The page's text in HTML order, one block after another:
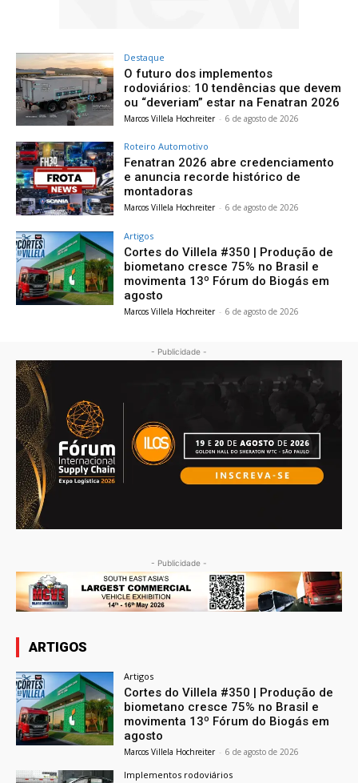
Destaque
O futuro dos implementos
rodoviários: 10 tendências que devem
ou “deveriam” estar na Fenatran 2026
Marcos Villela Hochreiter - 6 de agosto de 2026
Roteiro Automotivo
Fenatran 2026 abre credenciamento
e anuncia recorde histórico de
montadoras
Marcos Villela Hochreiter - 6 de agosto de 2026
Artigos
Cortes do Villela #350 | Produção de
biometano cresce 75% no Brasil e
movimenta 13º Fórum do Biogás em
agosto
Marcos Villela Hochreiter - 6 de agosto de 2026
- Publicidade -
- Publicidade -
ARTIGOS
Artigos
Cortes do Villela #350 | Produção de
biometano cresce 75% no Brasil e
movimenta 13º Fórum do Biogás em
agosto
Marcos Villela Hochreiter - 6 de agosto de 2026
Implementos rodoviários